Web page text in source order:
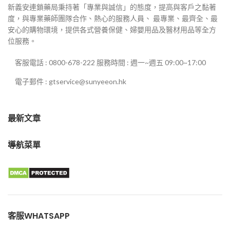
新義安連鎖藥局秉持著「專業與誠信」的態度，提高與客戶之黏著
度，與專業藥師團隊合作、熱心的服務人員、 最專業、最齊全、最
安心的購物環境，提供各式營養保健、婦嬰用品及醫材用品等全方
位服務。
客服電話 : 0800-678-222 服務時間 : 週一~週五 09:00~17:00
電子郵件 : gtservice@sunyeeon.hk
最新文章
導航菜單
客服WHATSAPP